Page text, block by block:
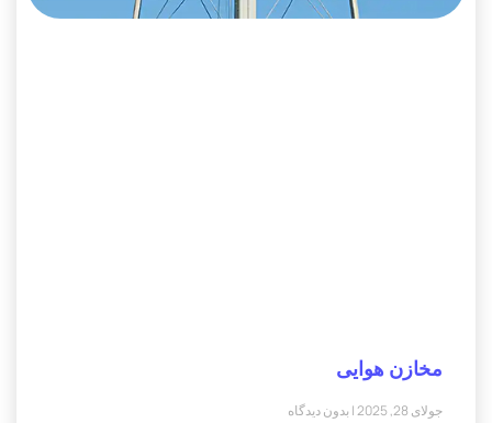
مخازن هوایی
جولای 28, 2025 بدون دیدگاه